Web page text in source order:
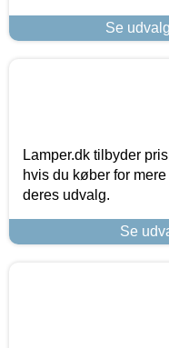
Se
Lamper.dk tilbyder
hvis du køber for
deres udvalg.
Se